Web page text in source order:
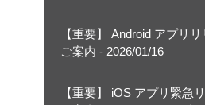
【重要】 Android アプリ
ご案内 - 2026/01/16
【重要】 iOS アプリ緊急